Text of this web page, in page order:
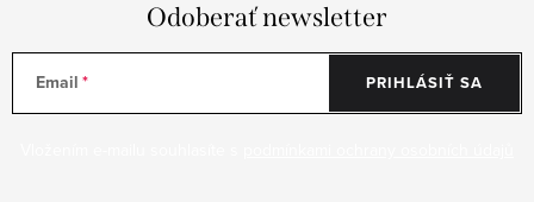
Odoberať newsletter
Email PRIHLÁSIŤ SA